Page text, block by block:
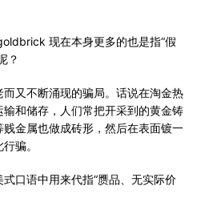
现在本身更多的也是指“假
？
又不断涌现的骗局。话说在淘金热
和储存，人们常把开采到的黄金铸
金属也做成砖形，然后在表面镀一
骗。
口语中用来代指“赝品、无实际价